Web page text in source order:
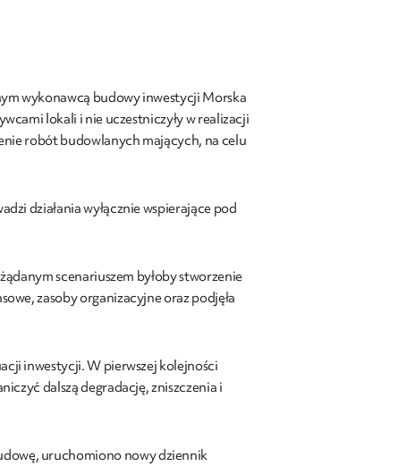
wykonawcą budowy inwestycji Morska
lokali i nie uczestniczyły w realizacji
robót budowlanych mających, na celu
działania wyłącznie wspierające pod
scenariuszem byłoby stworzenie
zasoby organizacyjne oraz podjęła
inwestycji. W pierwszej kolejności
dalszą degradację, zniszczenia i
uruchomiono nowy dziennik